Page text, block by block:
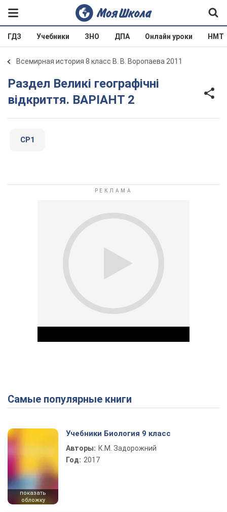
ГДЗ Учебники ЗНО ДПА Онлайн уроки НМТ
Всемирная история 8 класс В. В. Воропаева 2011
Раздел Великі географічні
відкриття. ВАРІАНТ 2
СР1
Play Video
Самые популярные книги
показать
обложку
Учебники Биология 9 класс
Авторы: К.М. Задорожний
Год: 2017